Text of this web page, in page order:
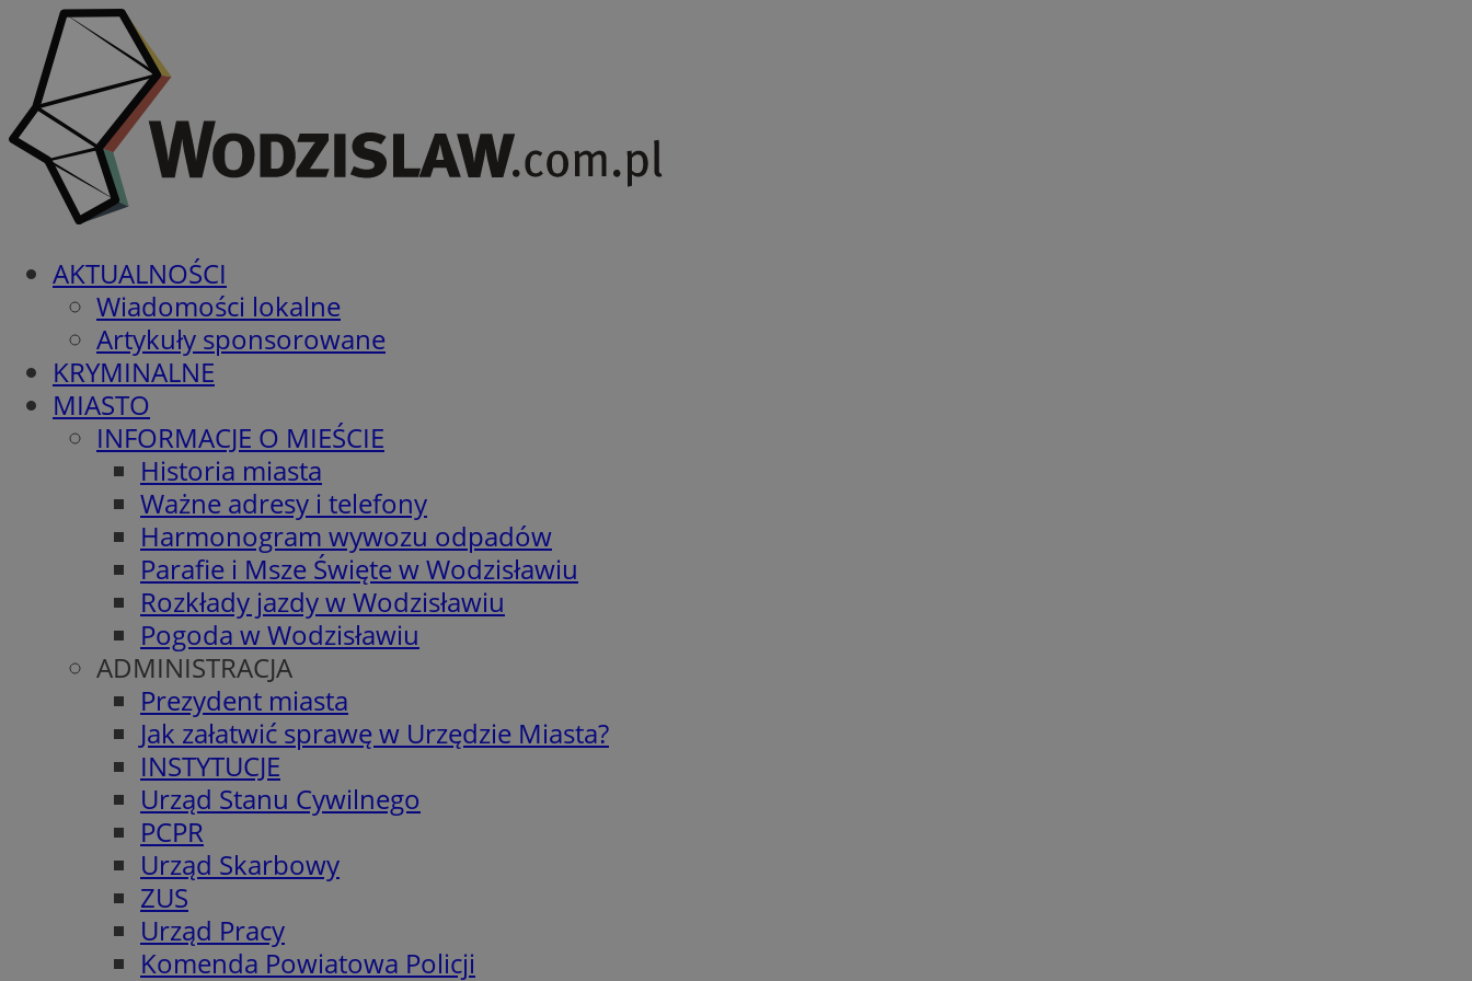
AKTUALNOŚCI
Wiadomości lokalne
Artykuły sponsorowane
KRYMINALNE
MIASTO
INFORMACJE O MIEŚCIE
Historia miasta
Ważne adresy i telefony
Harmonogram wywozu odpadów
Parafie i Msze Święte w Wodzisławiu
Rozkłady jazdy w Wodzisławiu
Pogoda w Wodzisławiu
ADMINISTRACJA
Prezydent miasta
Jak załatwić sprawę w Urzędzie Miasta?
INSTYTUCJE
Urząd Stanu Cywilnego
PCPR
Urząd Skarbowy
ZUS
Urząd Pracy
Komenda Powiatowa Policji